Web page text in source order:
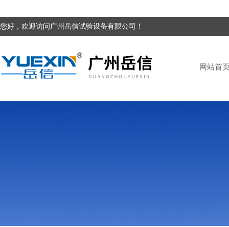
您好，欢迎访问广州岳信试验设备有限公司！
网站首